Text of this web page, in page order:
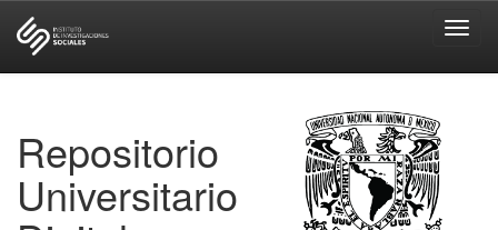
Repositorio
Universitario